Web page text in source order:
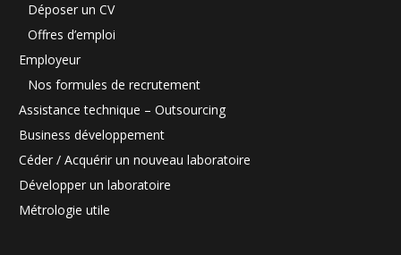
Déposer un CV
Offres d’emploi
Employeur
Nos formules de recrutement
Assistance technique – Outsourcing
Business développement
Céder / Acquérir un nouveau laboratoire
Développer un laboratoire
Métrologie utile